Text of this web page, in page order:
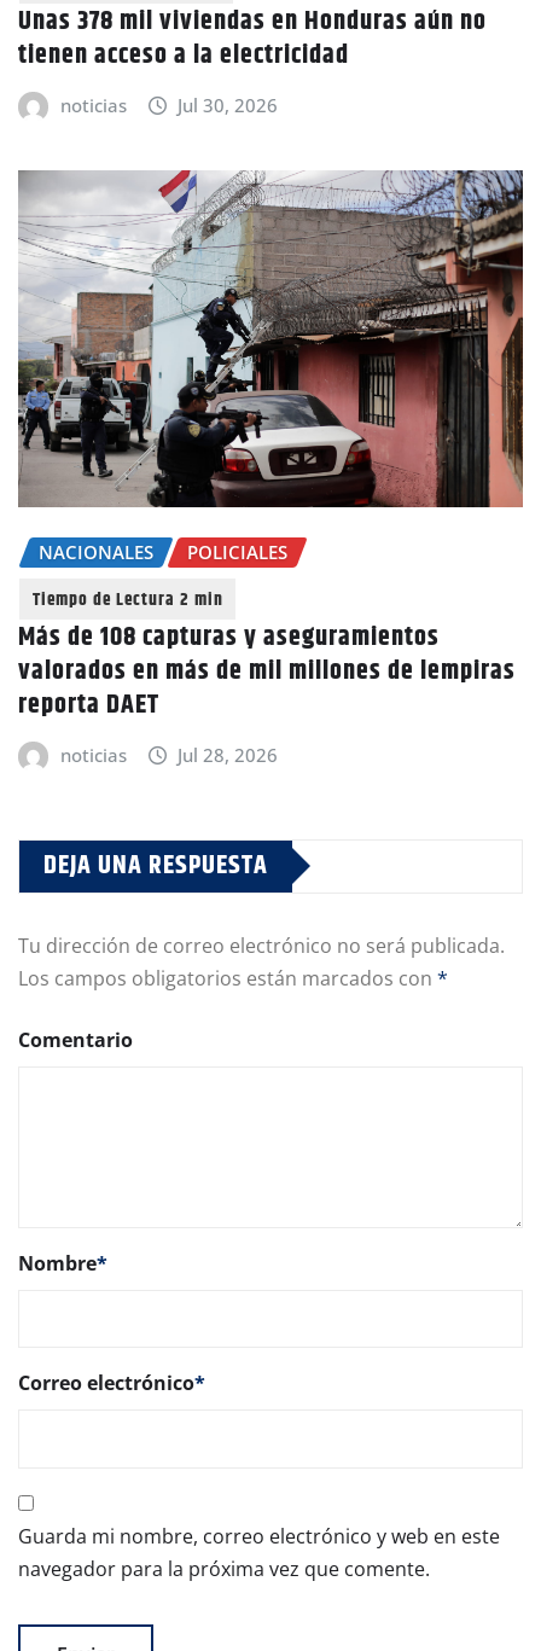
Unas 378 mil viviendas en Honduras aún no
tienen acceso a la electricidad
noticias Jul 30, 2026
NACIONALES POLICIALES
Más de 108 capturas y aseguramientos
valorados en más de mil millones de lempiras
reporta DAET
noticias Jul 28, 2026
DEJA UNA RESPUESTA
Tu dirección de correo electrónico no será publicada.
Los campos obligatorios están marcados con *
Comentario
Nombre*
Correo electrónico*
Guarda mi nombre, correo electrónico y web en este
navegador para la próxima vez que comente.